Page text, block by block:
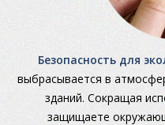
Безопасность для
выбрасывается в
зданий. Сокращая
защищаете